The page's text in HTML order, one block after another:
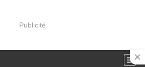
Publicité